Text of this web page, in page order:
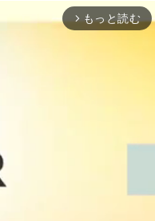
arrow_forward_ios もっと読む